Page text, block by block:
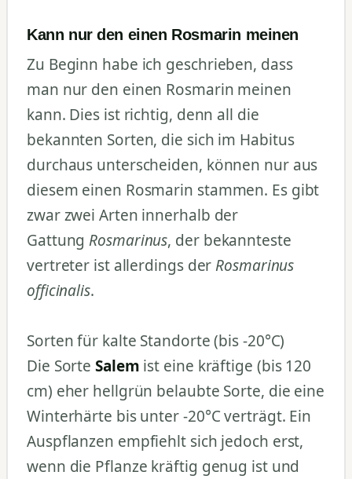
Kann nur den einen Rosmarin meinen
Zu Beginn habe ich geschrieben, dass
man nur den einen Rosmarin meinen
kann. Dies ist richtig, denn all die
bekannten Sorten, die sich im Habitus
durchaus unterscheiden, können nur aus
diesem einen Rosmarin stammen. Es gibt
zwar zwei Arten innerhalb der
Gattung Rosmarinus, der bekannteste
vertreter ist allerdings der Rosmarinus
officinalis.
Sorten für kalte Standorte (bis -20°C)
Die SorteSalem ist eine kräftige (bis 120
cm) eher hellgrün belaubte Sorte, die eine
Winterhärte bis unter -20°C verträgt. Ein
Auspflanzen empfiehlt sich jedoch erst,
wenn die Pflanze kräftig genug ist und